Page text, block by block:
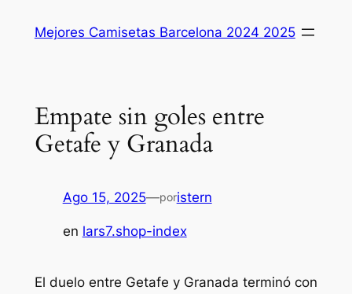
Mejores Camisetas Barcelona 2024 2025
Empate sin goles entre
Getafe y Granada
Ago 15, 2025—poristern
en lars7.shop-index
El duelo entre Getafe y Granada terminó con